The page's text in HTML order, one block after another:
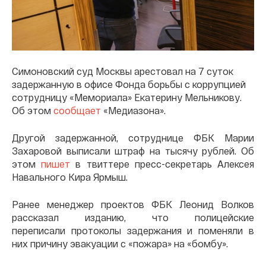
Симоновский суд Москвы арестовал на 7 суток
задержанную в офисе Фонда борьбы с коррупцией
сотрудницу «Мемориала» Екатерину Мельникову.
Об этом сообщает «Медиазона».
Другой задержанной, сотруднице ФБК Марии
Захаровой выписали штраф на тысячу рублей. Об
этомпишет в твиттере пресс-секретарь Алексея
Навального Кира Ярмыш.
Ранее менеджер проектов ФБК Леонид Волков
рассказал изданию, что полицейские
переписали протоколы задержания и поменяли в
них причину эвакуации с «пожара» на «бомбу».